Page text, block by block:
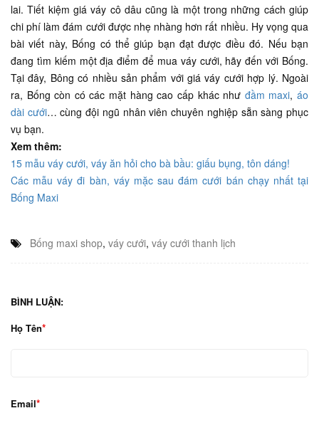
lai. Tiết kiệm giá váy cô dâu cũng là một trong những cách giúp
chi phí làm đám cưới được nhẹ nhàng hơn rất nhiều. Hy vọng qua
bài viết này, Bống có thể giúp bạn đạt được điều đó. Nếu bạn
đang tìm kiếm một địa điểm để mua váy cưới, hãy đến với Bống.
Tại đây, Bông có nhiều sản phẩm với giá váy cưới hợp lý. Ngoài
ra, Bống còn có các mặt hàng cao cấp khác như đầm maxi,áo
dài cưới… cùng đội ngũ nhân viên chuyên nghiệp sẵn sàng phục
vụ bạn.
Xem thêm:
15 mẫu váy cưới, váy ăn hỏi cho bà bầu: giấu bụng, tôn dáng!
Các mẫu váy đi bàn, váy mặc sau đám cưới bán chạy nhất tại
Bống Maxi
Bống maxi shop, váy cưới, váy cưới thanh lịch
BÌNH LUẬN:
Họ Tên
Email